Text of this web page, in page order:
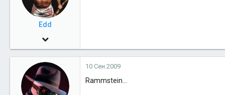
Edd
30 Май 2009
1,530
36
10 Сен 2009
Rammstein...